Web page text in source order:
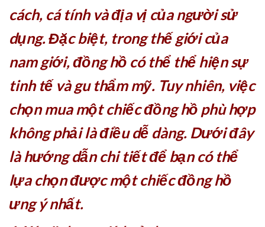
cách, cá tính và địa vị của người sử
dụng. Đặc biệt, trong thế giới của
nam giới, đồng hồ có thể thể hiện sự
tinh tế và gu thẩm mỹ. Tuy nhiên, việc
chọn mua một chiếc đồng hồ phù hợp
không phải là điều dễ dàng. Dưới đây
là hướng dẫn chi tiết để bạn có thể
lựa chọn được một chiếc đồng hồ
ưng ý nhất.